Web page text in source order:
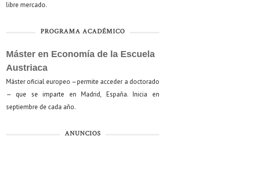
libre mercado.
PROGRAMA ACADÉMICO
Máster en Economía de la Escuela
Austriaca
Máster oficial europeo —permite acceder a doctorado
— que se imparte en Madrid, España. Inicia en
septiembre de cada año.
ANUNCIOS